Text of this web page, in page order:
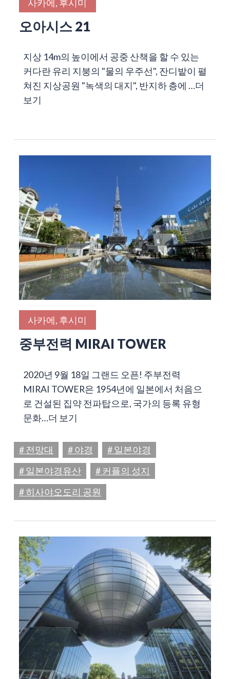
사카에, 후시미
오아시스 21
지상 14m의 높이에서 공중 산책을 할 수 있는
커다란 유리 지붕의 "물의 우주선", 잔디밭이 펼
쳐진 지상공원 "녹색의 대지", 반지하 층에 …더
보기
사카에, 후시미
중부전력 MIRAI TOWER
2020년 9월 18일 그랜드 오픈! 주부전력
MIRAI TOWER은 1954년에 일본에서 처음으
로 건설된 집약 전파탑으로, 국가의 등록 유형
문화…더 보기
# 전망대 # 야경
# 일본야경
# 일본야경유산
# 커플의 성지
# 히사야오도리 공원